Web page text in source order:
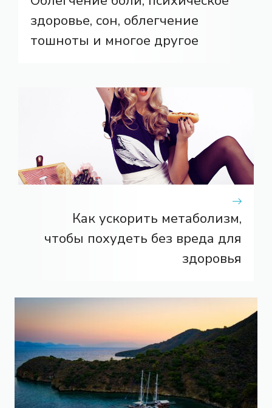
здоровье, сон, облегчение
тошноты и многое другое
Как ускорить метаболизм,
чтобы похудеть без вреда для
здоровья